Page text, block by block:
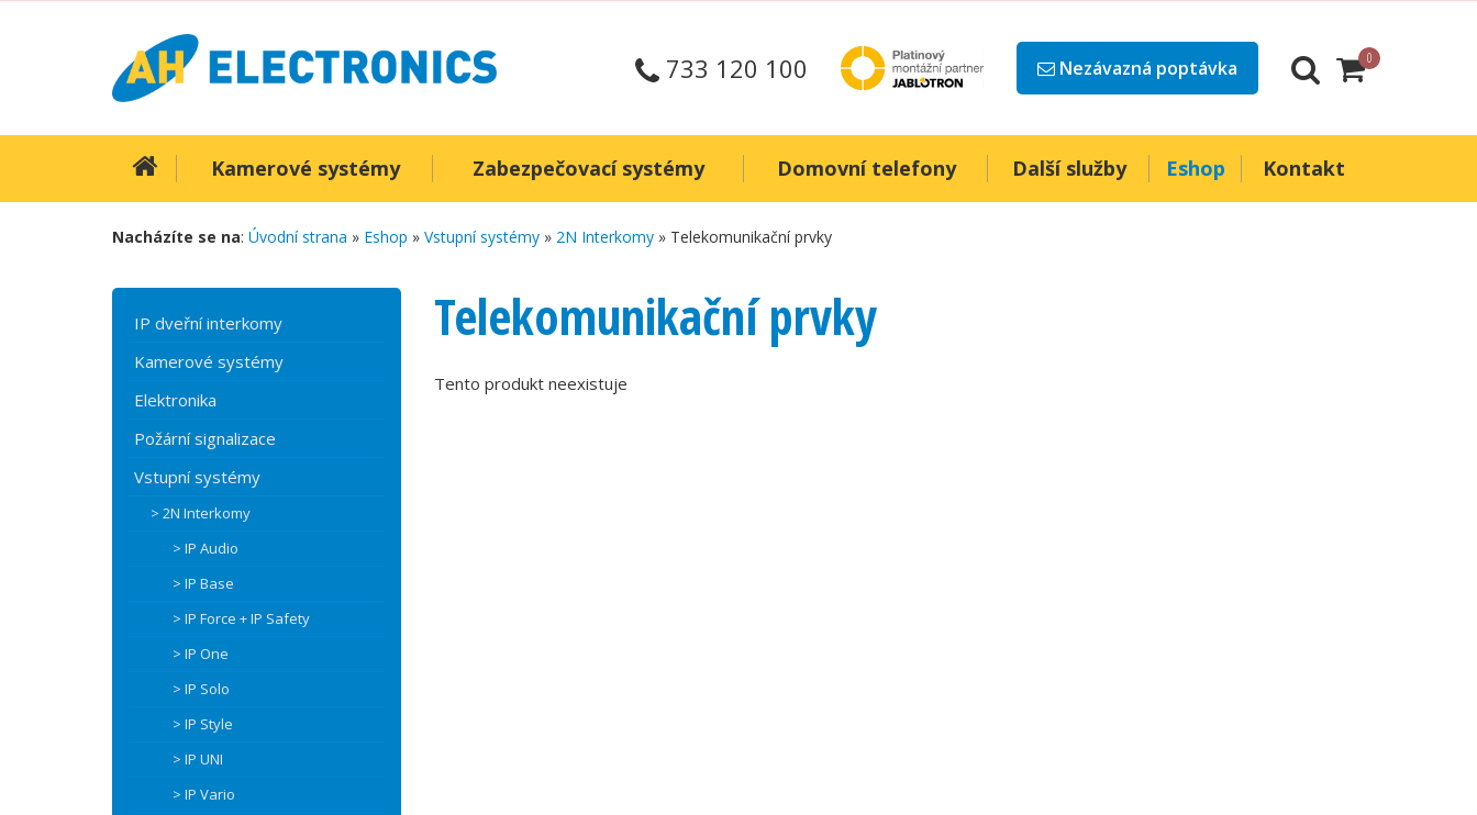
733 120 100 Nezávazná poptávka 0
Kamerové systémy Zabezpečovací systémy Domovní telefony Další služby Eshop Kontakt
Nacházíte se na: Úvodní strana » Eshop » Vstupní systémy » 2N Interkomy » Telekomunikační prvky
IP dveřní interkomy
Kamerové systémy
Elektronika
Požární signalizace
Vstupní systémy
> 2N Interkomy
> IP Audio
> IP Base
> IP Force + IP Safety
> IP One
> IP Solo
> IP Style
> IP UNI
> IP Vario
Telekomunikační prvky
Tento produkt neexistuje